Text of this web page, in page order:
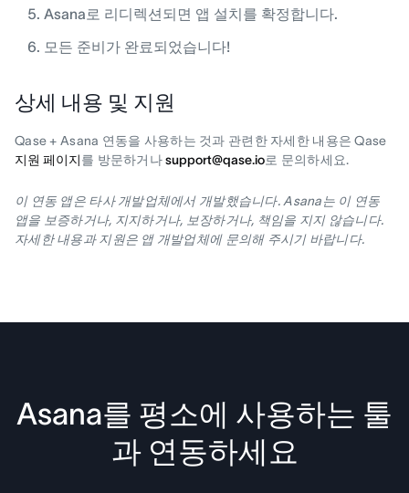
Asana로 리디렉션되면 앱 설치를 확정합니다.
모든 준비가 완료되었습니다!
상세 내용 및 지원
Qase + Asana 연동을 사용하는 것과 관련한 자세한 내용은 Qase
지원 페이지를 방문하거나support@qase.io로 문의하세요.
이 연동 앱은 타사 개발업체에서 개발했습니다. Asana는 이 연동
앱을 보증하거나, 지지하거나, 보장하거나, 책임을 지지 않습니다.
자세한 내용과 지원은 앱 개발업체에 문의해 주시기 바랍니다.
Asana를 평소에 사용하는 툴
과 연동하세요